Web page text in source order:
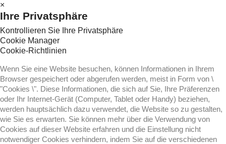
×
Ihre Privatsphäre
Kontrollieren Sie Ihre Privatsphäre
Cookie Manager
Cookie-Richtlinien
Wenn Sie eine Website besuchen, können Informationen in Ihrem
Browser gespeichert oder abgerufen werden, meist in Form von \
"Cookies \". Diese Informationen, die sich auf Sie, Ihre Präferenzen
oder Ihr Internet-Gerät (Computer, Tablet oder Handy) beziehen,
werden hauptsächlich dazu verwendet, die Website so zu gestalten,
wie Sie es erwarten. Sie können mehr über die Verwendung von
Cookies auf dieser Website erfahren und die Einstellung nicht
notwendiger Cookies verhindern, indem Sie auf die verschiedenen